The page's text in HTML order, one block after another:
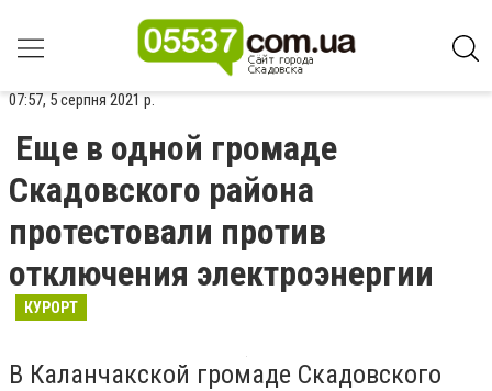
07:57, 5 серпня 2021 р.
Еще в одной громаде
Скадовского района
протестовали против
отключения электроэнергии
КУРОРТ
В Каланчакской громаде Скадовского